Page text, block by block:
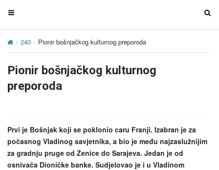
T
g
e
n
a
g
a
t
i
T
a
240 Pionir bošnjačkog kulturnog preporoda
Pionir bošnjačkog kulturnog
preporoda
Prvi je Bošnjak koji se poklonio caru Franji. Izabran je za
počasnog Vladinog savjetnika, a bio je među najzaslužnijim
za gradnju pruge od Zenice do Sarajeva. Jedan je od
osnivača Dioničke banke. Sudjelovao je i u Vladinom